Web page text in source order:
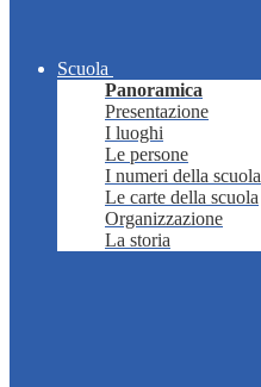
Scuola
Panoramica
Presentazione
I luoghi
Le persone
I numeri della scuola
Le carte della scuola
Organizzazione
La storia